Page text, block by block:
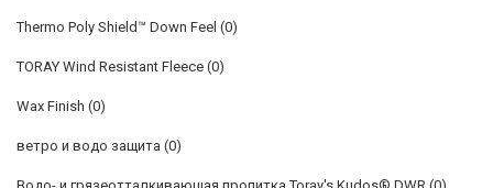
Thermo Poly Shield™ Down Feel (0)
TORAY Wind Resistant Fleece (0)
Wax Finish (0)
ветро и водо защита (0)